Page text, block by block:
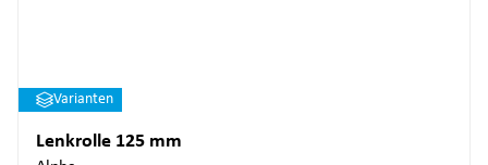
Varianten
Lenkrolle 125 mm